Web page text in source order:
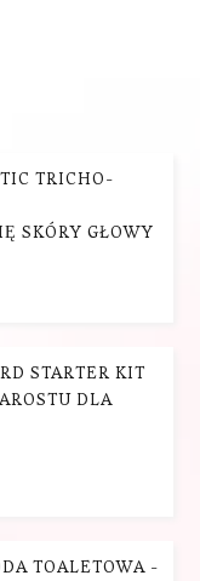
TRICHO-
SKÓRY GŁOWY
STARTER KIT
DLA
TOALETOWA -